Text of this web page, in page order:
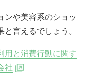
ンや美容系のショッ
言えるでしょう。
用と消費行動に関す
社